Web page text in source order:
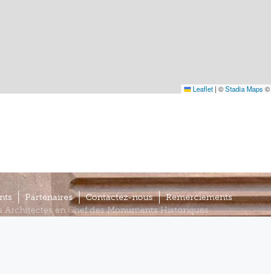
Leaflet | ©Stadia Maps ©
Partenaires Contactez-nous
Remerciements
Architectes en Chef des Monuments Historiques